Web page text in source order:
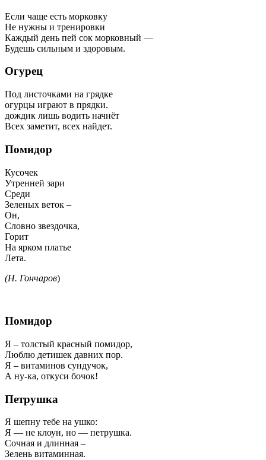
Если чаще есть морковку
Не нужны и тренировки
Каждый день пей сок морковный —
Будешь сильным и здоровым.
Огурец
Под листочками на грядке
огурцы играют в прядки.
дождик лишь водить начнёт
Всех заметит, всех найдет.
Помидор
Кусочек
Утренней зари
Среди
Зеленых веток –
Он,
Словно звездочка,
Горит
На ярком платье
Лета.
(Н. Гончаров)
Помидор
Я – толстый красный помидор,
Люблю детишек давних пор.
Я – витаминов сундучок,
А ну-ка, откуси бочок!
Петрушка
Я шепну тебе на ушко:
Я — не клоун, но — петрушка.
Сочная и длинная –
Зелень витаминная.